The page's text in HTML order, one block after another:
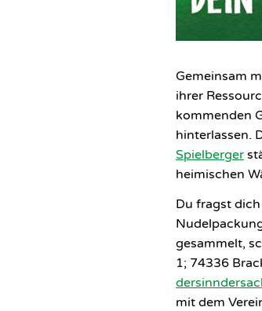
Gemeinsam
ihrer
kommenden
hinterlassen.
Spielberger
heimischen
Du fragst
gesammelt,
1; 74336
mit dem